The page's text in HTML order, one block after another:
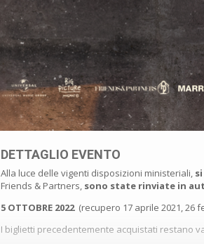
DETTAGLIO EVENTO
Alla luce delle vigenti disposizioni ministeriali,
Friends & Partners, sono state rinviate in
5 OTTOBRE 2022 (recupero 17 aprile 2021, 26
I biglietti precedentemente acquistati restano